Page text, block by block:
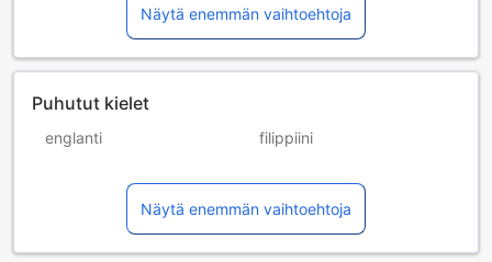
Näytä enemmän vaihtoehtoja
Puhutut kielet
englanti filippiini
kiina (mandariini) malaiji
Näytä enemmän vaihtoehtoja